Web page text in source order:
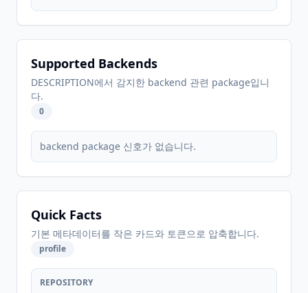
Supported Backends
DESCRIPTION에서 감지한 backend 관련 package입니
다.
0
backend package 신호가 없습니다.
Quick Facts
기본 메타데이터를 작은 카드와 토큰으로 압축합니다.
profile
REPOSITORY